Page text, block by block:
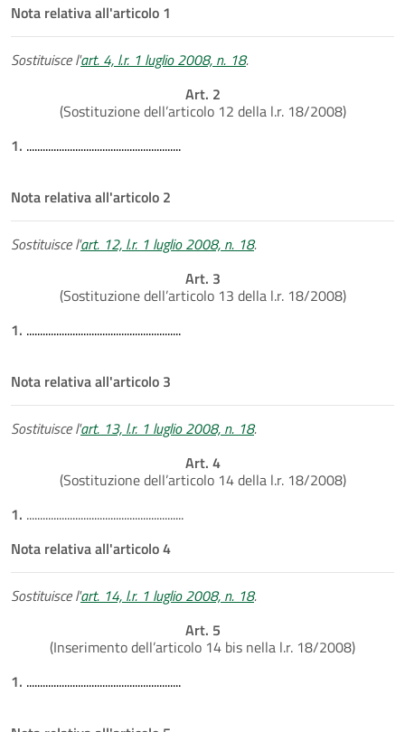
Nota relativa all'articolo 1
Sostituisce l'art. 4, l.r. 1 luglio 2008, n. 18.
Art. 2
(Sostituzione dell’articolo 12 della l.r. 18/2008)
1. .........................................................
Nota relativa all'articolo 2
Sostituisce l'art. 12, l.r. 1 luglio 2008, n. 18.
Art. 3
(Sostituzione dell’articolo 13 della l.r. 18/2008)
1. .........................................................
Nota relativa all'articolo 3
Sostituisce l'art. 13, l.r. 1 luglio 2008, n. 18.
Art. 4
(Sostituzione dell’articolo 14 della l.r. 18/2008)
1. ..........................................................
Nota relativa all'articolo 4
Sostituisce l'art. 14, l.r. 1 luglio 2008, n. 18.
Art. 5
(Inserimento dell’articolo 14 bis nella l.r. 18/2008)
1. .........................................................